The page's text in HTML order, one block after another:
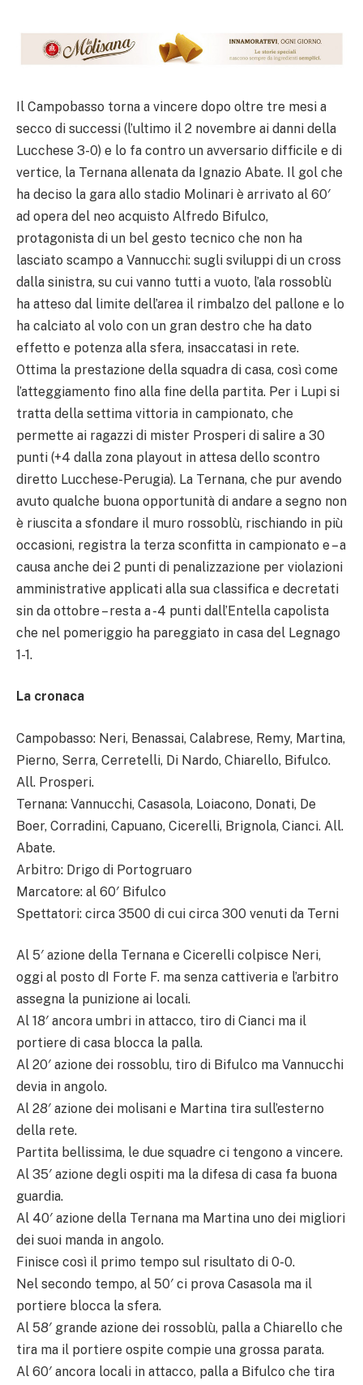
Il Campobasso torna a vincere dopo oltre tre mesi a
secco di successi (l’ultimo il 2 novembre ai danni della
Lucchese 3-0) e lo fa contro un avversario difficile e di
vertice, la Ternana allenata da Ignazio Abate. Il gol che
ha deciso la gara allo stadio Molinari è arrivato al 60′
ad opera del neo acquisto Alfredo Bifulco,
protagonista di un bel gesto tecnico che non ha
lasciato scampo a Vannucchi: sugli sviluppi di un cross
dalla sinistra, su cui vanno tutti a vuoto, l’ala rossoblù
ha atteso dal limite dell’area il rimbalzo del pallone e lo
ha calciato al volo con un gran destro che ha dato
effetto e potenza alla sfera, insaccatasi in rete.
Ottima la prestazione della squadra di casa, così come
l’atteggiamento fino alla fine della partita. Per i Lupi si
tratta della settima vittoria in campionato, che
permette ai ragazzi di mister Prosperi di salire a 30
punti (+4 dalla zona playout in attesa dello scontro
diretto Lucchese-Perugia). La Ternana, che pur avendo
avuto qualche buona opportunità di andare a segno non
è riuscita a sfondare il muro rossoblù, rischiando in più
occasioni, registra la terza sconfitta in campionato e – a
causa anche dei 2 punti di penalizzazione per violazioni
amministrative applicati alla sua classifica e decretati
sin da ottobre – resta a -4 punti dall’Entella capolista
che nel pomeriggio ha pareggiato in casa del Legnago
1-1.
La cronaca
Campobasso: Neri, Benassai, Calabrese, Remy, Martina,
Pierno, Serra, Cerretelli, Di Nardo, Chiarello, Bifulco.
All. Prosperi.
Ternana: Vannucchi, Casasola, Loiacono, Donati, De
Boer, Corradini, Capuano, Cicerelli, Brignola, Cianci. All.
Abate.
Arbitro: Drigo di Portogruaro
Marcatore: al 60′ Bifulco
Spettatori: circa 3500 di cui circa 300 venuti da Terni
Al 5′ azione della Ternana e Cicerelli colpisce Neri,
oggi al posto dI Forte F. ma senza cattiveria e l’arbitro
assegna la punizione ai locali.
Al 18′ ancora umbri in attacco, tiro di Cianci ma il
portiere di casa blocca la palla.
Al 20′ azione dei rossoblu, tiro di Bifulco ma Vannucchi
devia in angolo.
Al 28′ azione dei molisani e Martina tira sull’esterno
della rete.
Partita bellissima, le due squadre ci tengono a vincere.
Al 35′ azione degli ospiti ma la difesa di casa fa buona
guardia.
Al 40′ azione della Ternana ma Martina uno dei migliori
dei suoi manda in angolo.
Finisce così il primo tempo sul risultato di 0-0.
Nel secondo tempo, al 50′ ci prova Casasola ma il
portiere blocca la sfera.
Al 58′ grande azione dei rossoblù, palla a Chiarello che
tira ma il portiere ospite compie una grossa parata.
Al 60′ ancora locali in attacco, palla a Bifulco che tira